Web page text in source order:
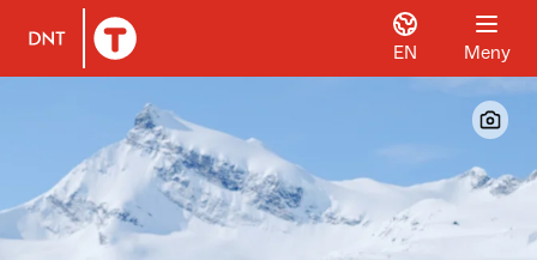
Til DNT.no forside
EN Meny